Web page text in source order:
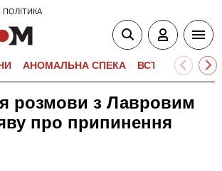
ПОЛІТИКА
АНОМАЛЬНА СПЕКА ВСТУПНА
розмови з Лавровим
про припинення